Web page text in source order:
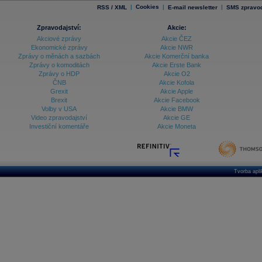
RSS / XML | Cookies | E-mail newsletter | SMS
Zpravodajství:
Akciové zprávy
Ekonomické zprávy
Zprávy o měnách a sazbách
Zprávy o komoditách
Zprávy o HDP
ČNB
Grexit
Brexit
Volby v USA
Video zpravodajství
Investiční komentáře
Akcie:
Akcie ČEZ
Akcie NWR
Akcie Komerční banka
Akcie Erste Bank
Akcie O2
Akcie Kofola
Akcie Apple
Akcie Facebook
Akcie BMW
Akcie GE
Akcie Moneta
Tvorba